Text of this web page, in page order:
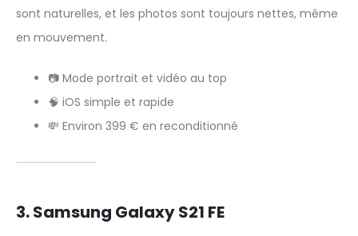
sont naturelles, et les photos sont toujours nettes, même
en mouvement.
📷 Mode portrait et vidéo au top
🧠 iOS simple et rapide
💸 Environ 399 € en reconditionné
3.Samsung Galaxy S21 FE